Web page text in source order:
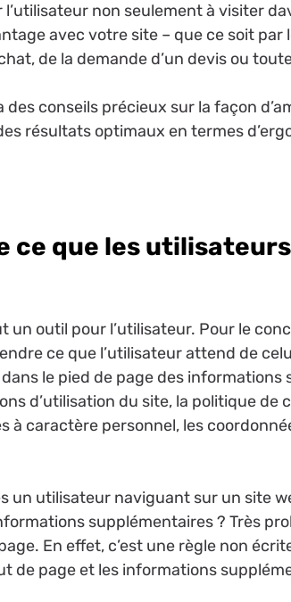
non seulement à visiter
avec votre site – que ce soit par
de la demande d’un devis ou
des conseils précieux sur la façon
résultats optimaux en termes
ce que les
un outil pour l’utilisateur. Pour le
ce que l’utilisateur attend de
le pied de page des informations
d’utilisation du site, la politique de
à caractère personnel, les
un utilisateur naviguant sur un site
supplémentaires ? Très
En effet, c’est une règle non
de page et les informations